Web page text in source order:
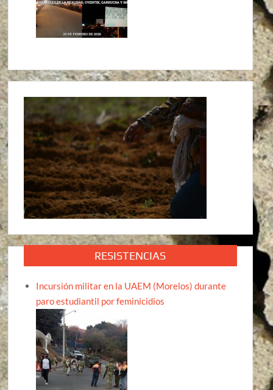
RESISTENCIAS
Incursión militar en la UAEM (Morelos) durante
paro estudiantil por feminicidios